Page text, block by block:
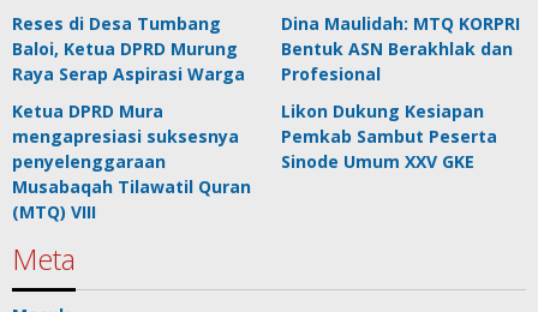
Reses di Desa Tumbang
Baloi, Ketua DPRD Murung
Raya Serap Aspirasi Warga
Dina Maulidah: MTQ KORPRI
Bentuk ASN Berakhlak dan
Profesional
Ketua DPRD Mura
mengapresiasi suksesnya
penyelenggaraan
Musabaqah Tilawatil Quran
(MTQ) VIII
Likon Dukung Kesiapan
Pemkab Sambut Peserta
Sinode Umum XXV GKE
Meta